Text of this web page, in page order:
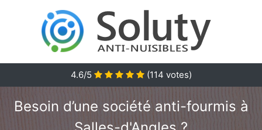
4.6/5 (114 votes)
Besoin d’une société anti-fourmis à